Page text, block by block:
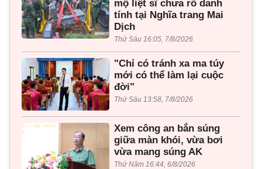
mộ liệt sĩ chưa rõ danh
tính tại Nghĩa trang Mai
Dịch
Thứ Sáu 16:05, 7/8/2026
"Chỉ có tránh xa ma túy
mới có thể làm lại cuộc
đời"
Thứ Sáu 13:58, 7/8/2026
Xem công an bắn súng
giữa màn khói, vừa bơi
vừa mang súng AK
Thứ Năm 16:44, 6/8/2026